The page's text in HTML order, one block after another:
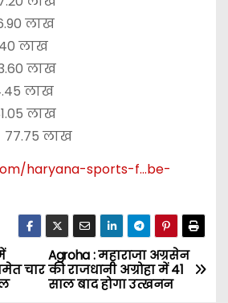
लाख
लाख
लाख
लाख
लाख
लाख
haryana-sports-f…be-
Agroha : महाराजा अग्रसेन
की राजधानी अग्रोहा में 41
साल बाद होगा उत्खनन
चार